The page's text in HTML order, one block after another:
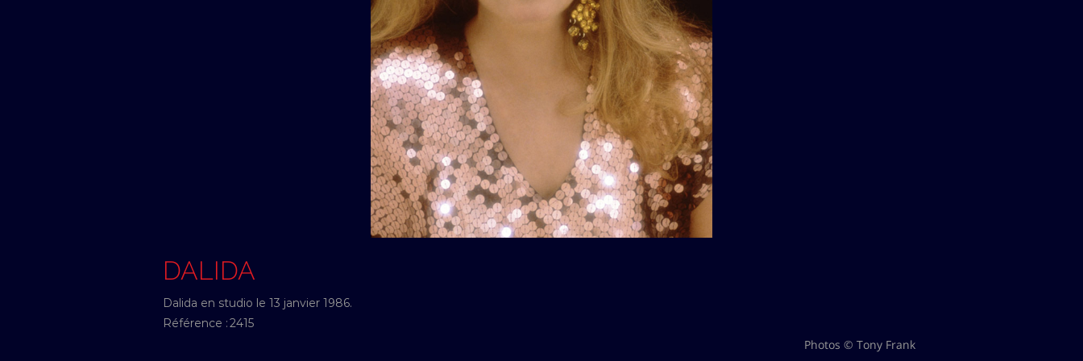
DALIDA
Dalida en studio le 13 janvier 1986.
Référence :2415
Photos © Tony Frank